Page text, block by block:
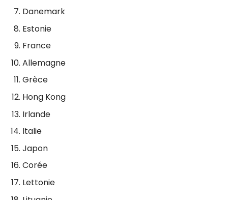
Danemark
Estonie
France
Allemagne
Grèce
Hong Kong
Irlande
Italie
Japon
Corée
Lettonie